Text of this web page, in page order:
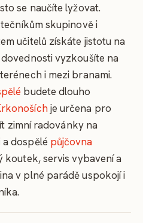
se naučíte lyžovat.
skupinově i
učitelů získáte jistotu na
vyzkoušíte na
i mezi branami.
budete dlouho
je určena pro
zimní radovánky na
dospělé půjčovna
koutek, servis vybavení a
v plné parádě uspokojí i